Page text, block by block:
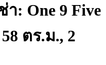
: One 9 Five
ตร.ม., 2